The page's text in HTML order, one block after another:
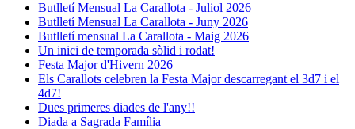
Butlletí Mensual La Carallota - Juliol 2026
Butlletí Mensual La Carallota - Juny 2026
Butlletí mensual La Carallota - Maig 2026
Un inici de temporada sòlid i rodat!
Festa Major d'Hivern 2026
Els Carallots celebren la Festa Major descarregant el 3d7 i el
4d7!
Dues primeres diades de l'any!!
Diada a Sagrada Família